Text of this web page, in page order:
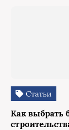
Статьи
Как выбрать